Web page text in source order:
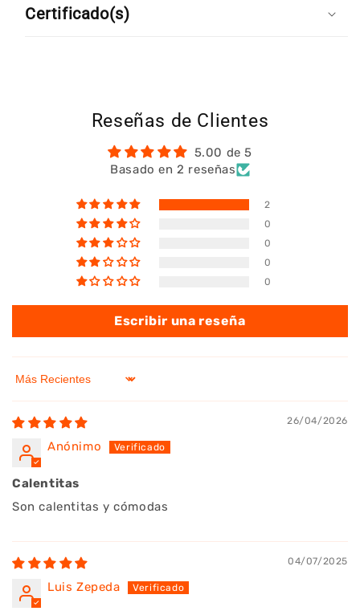
Certificado(s)
Reseñas de Clientes
5.00 de 5
Basado en 2 reseñas
2
0
0
0
0
Escribir una reseña
Sort by
26/04/2026
Anónimo
Calentitas
Son calentitas y cómodas
04/07/2025
Luis Zepeda